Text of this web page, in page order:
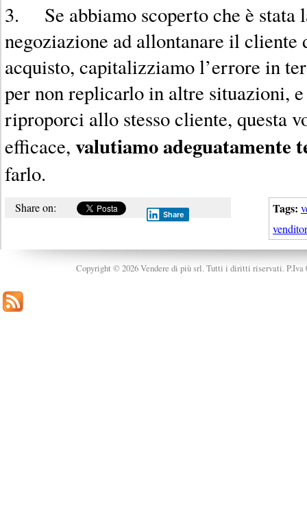
3. Se abbiamo scoperto che è stata
negoziazione ad allontanare il cliente
acquisto, capitalizziamo l’errore in
per non replicarlo in altre situazioni,
riproporci allo stesso cliente, questa
efficace, valutiamo adeguatamente
farlo.
Tags:
Share on: Share
Copyright © 2026 Vendere di più srl. Tutti i diritti riservati. P.Iva